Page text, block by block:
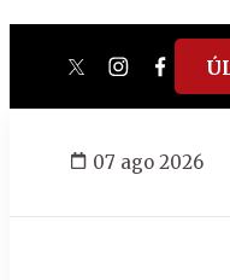
twitterinstagram
07 ago 2026